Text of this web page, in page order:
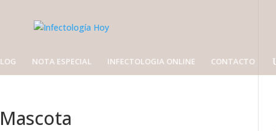
NOTA ESPECIAL INFECTOLOGIA ONLINE CONTACTO